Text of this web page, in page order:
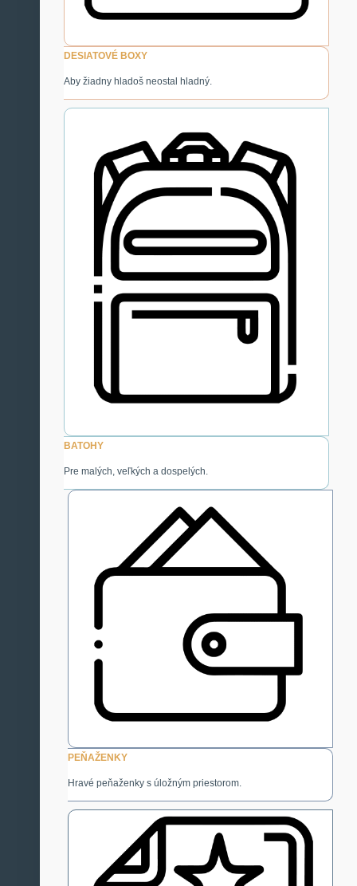
DESIATOVÉ BOXY
Aby žiadny hladoš neostal hladný.
BATOHY
Pre malých, veľkých a dospelých.
PEŇAŽENKY
Hravé peňaženky s úložným priestorom.